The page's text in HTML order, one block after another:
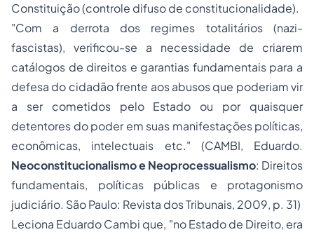
Constituição (controle difuso de constitucionalidade).
"Com a derrota dos regimes totalitários (nazi-
fascistas), verificou-se a necessidade de criarem
catálogos de direitos e garantias fundamentais para a
defesa do cidadãofrente aos abusos que poderiam vir
a ser cometidos pelo Estado ou por quaisquer
detentores do poderem suas manifestações políticas,
econômicas, intelectuais etc." (CAMBI, Eduardo.
Neoconstitucionalismo e Neoprocessualismo: Direitos
fundamentais, políticas públicas e protagonismo
judiciário. São Paulo: Revista dos Tribunais, 2009, p. 31)
Leciona Eduardo Cambi que, "no Estado de Direito, era